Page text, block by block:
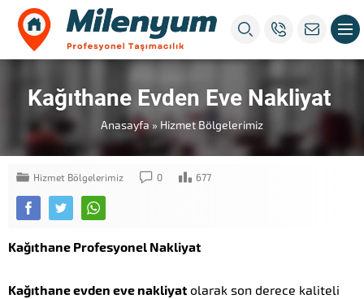
istanbul
evden
eve
nakliyat
Kağıthane Evden Eve Nakliyat
Anasayfa » Hizmet Bölgelerimiz
Hizmet Bölgelerimiz 0 677
Kağıthane Profesyonel Nakliyat
Kağıthane evden eve nakliyat olarak son derece kaliteli